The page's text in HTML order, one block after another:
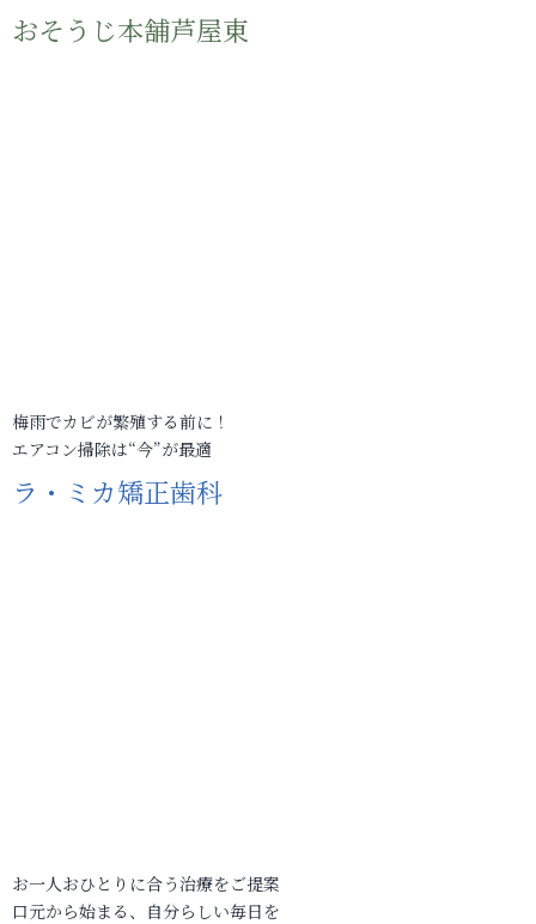
おそうじ本舗芦屋東
梅雨でカビが繁殖する前に！
エアコン掃除は“今”が最適
ラ・ミカ矯正歯科
お一人おひとりに合う治療をご提案
口元から始まる、自分らしい毎日を